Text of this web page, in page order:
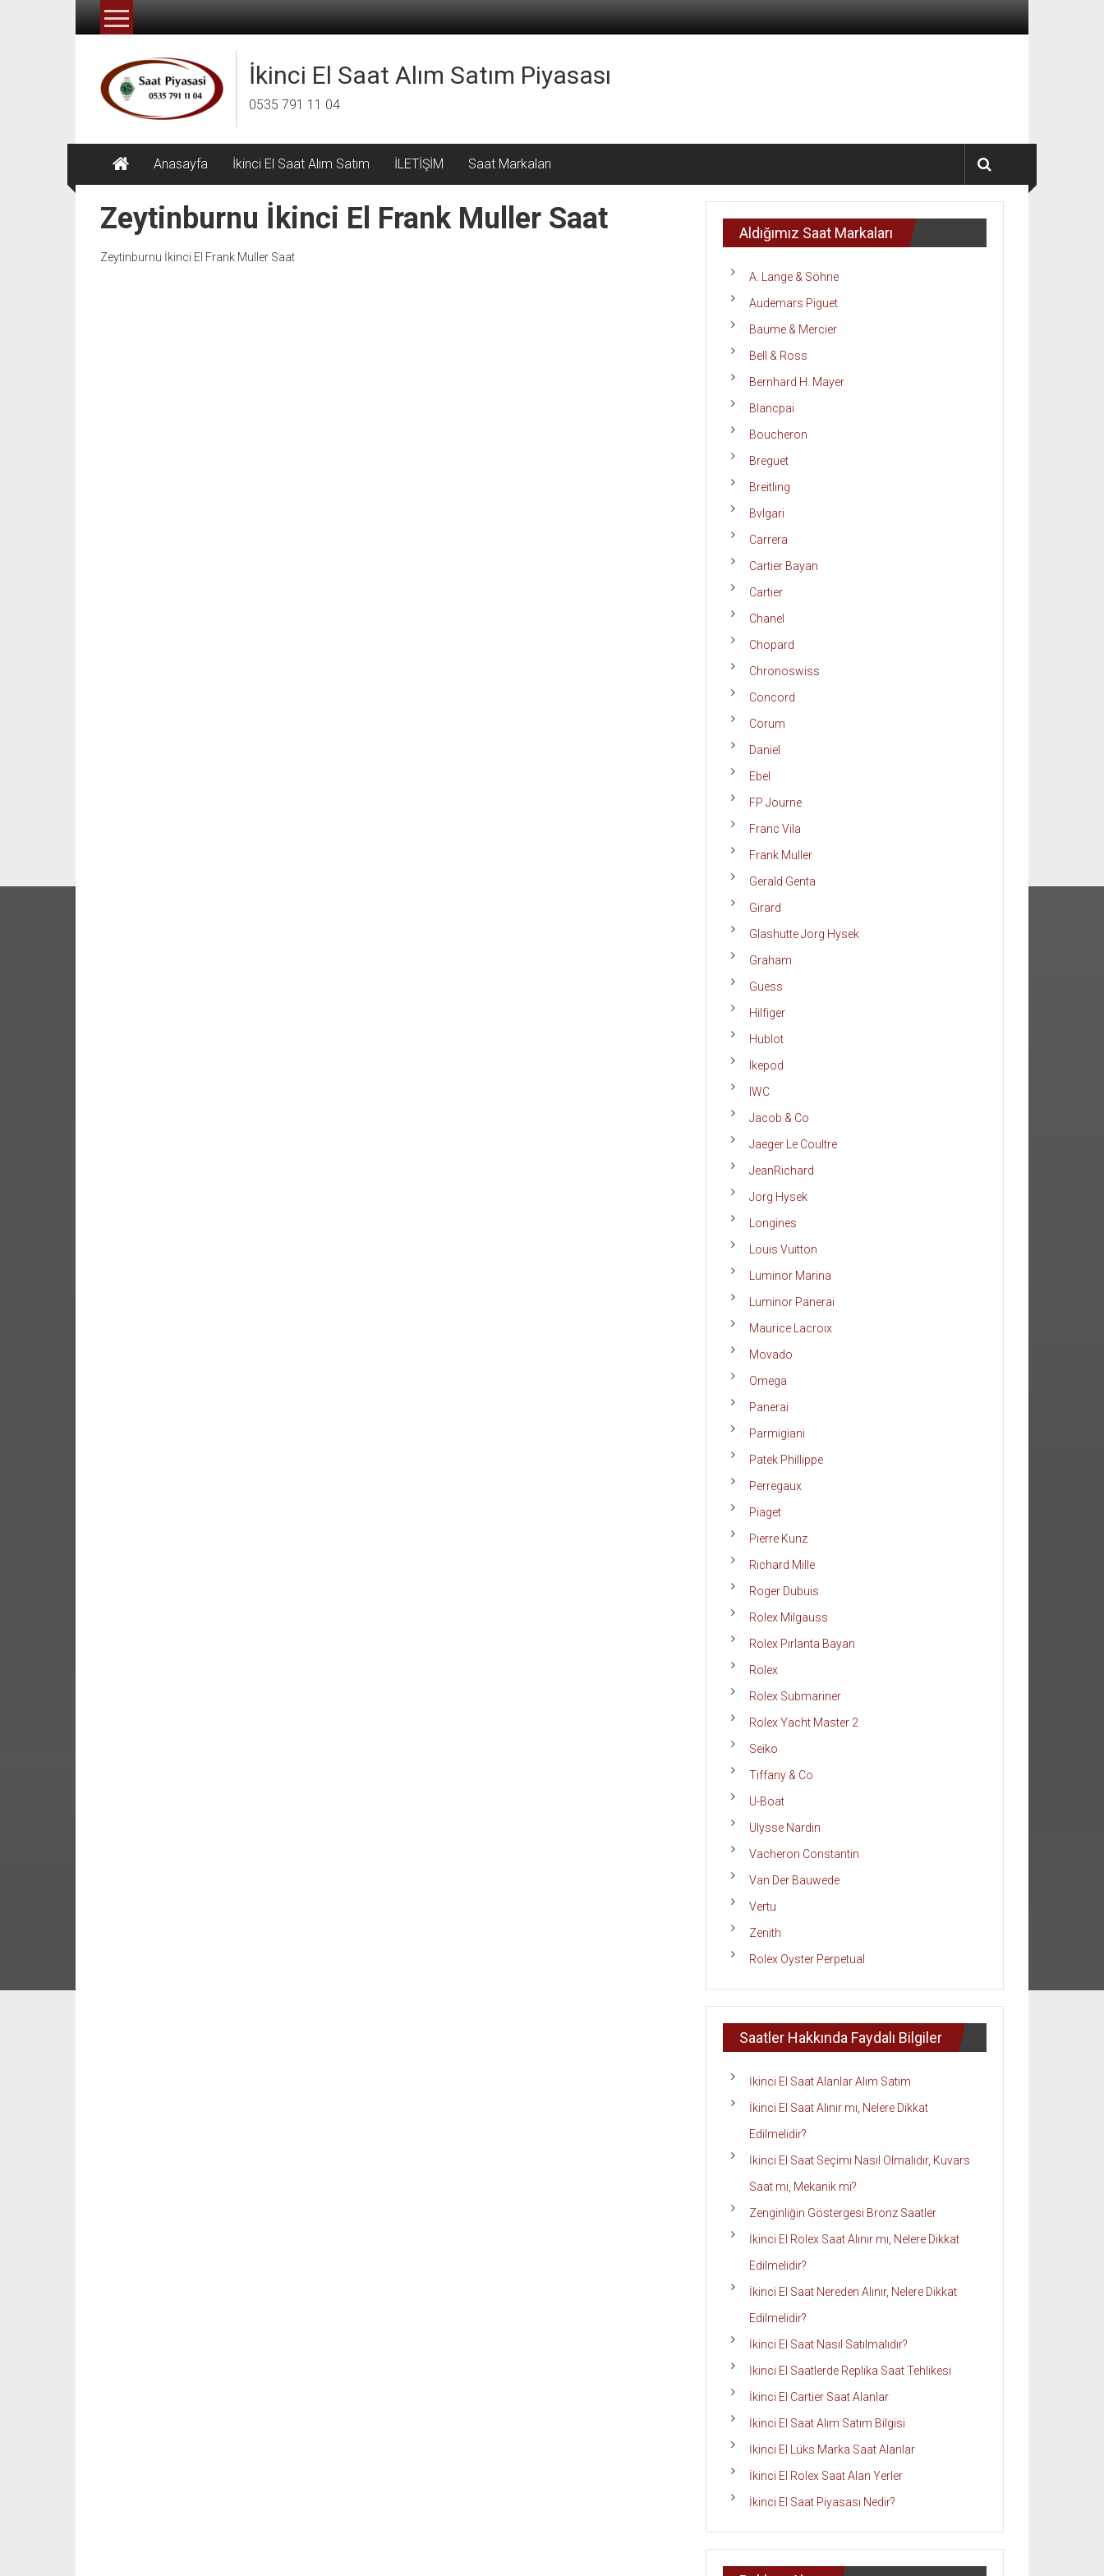
İçeriğe
İkinci El Saat Alım Satım Piyasası
0535 791 11 04
Anasayfa İkinci El Saat Alım Satım İLETİŞİM Saat Markaları
Zeytinburnu İkinci El Frank Muller Saat
Zeytinburnu İkinci El Frank Muller Saat
Aldığımız Saat Markaları
A. Lange & Söhne
Audemars Piguet
Baume & Mercier
Bell & Ross
Bernhard H. Mayer
Blancpai
Boucheron
Breguet
Breitling
Bvlgari
Carrera
Cartier Bayan
Cartier
Chanel
Chopard
Chronoswiss
Concord
Corum
Daniel
Ebel
FP Journe
Franc Vila
Frank Muller
Gerald Genta
Girard
Glashutte Jorg Hysek
Graham
Guess
Hilfiger
Hublot
Ikepod
IWC
Jacob & Co
Jaeger Le Coultre
JeanRichard
Jorg Hysek
Longines
Louis Vuitton
Luminor Marina
Luminor Panerai
Maurice Lacroix
Movado
Omega
Panerai
Parmigiani
Patek Phillippe
Perregaux
Piaget
Pierre Kunz
Richard Mille
Roger Dubuis
Rolex Milgauss
Rolex Pırlanta Bayan
Rolex
Rolex Submariner
Rolex Yacht Master 2
Seiko
Tiffany & Co
U-Boat
Ulysse Nardin
Vacheron Constantin
Van Der Bauwede
Vertu
Zenith
Rolex Oyster Perpetual
Saatler Hakkında Faydalı Bilgiler
İkinci El Saat Alanlar Alım Satım
İkinci El Saat Alınır mı, Nelere Dikkat
Edilmelidir?
İkinci El Saat Seçimi Nasıl Olmalıdır, Kuvars
Saat mi, Mekanik mi?
Zenginliğin Göstergesi Bronz Saatler
İkinci El Rolex Saat Alınır mı, Nelere Dikkat
Edilmelidir?
İkinci El Saat Nereden Alınır, Nelere Dikkat
Edilmelidir?
İkinci El Saat Nasıl Satılmalıdır?
İkinci El Saatlerde Replika Saat Tehlikesi
İkinci El Cartier Saat Alanlar
İkinci El Saat Alım Satım Bilgisi
İkinci El Lüks Marka Saat Alanlar
İkinci El Rolex Saat Alan Yerler
İkinci El Saat Piyasası Nedir?